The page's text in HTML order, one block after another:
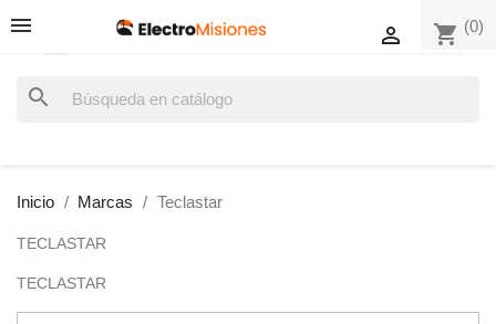
shopping_cart (0)

search
Inicio Marcas Teclastar
TECLASTAR
TECLASTAR